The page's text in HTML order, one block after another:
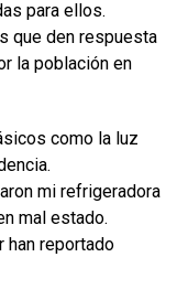
para ellos.
que den respuesta
la población en
como la luz
mi refrigeradora
mal estado.
han reportado